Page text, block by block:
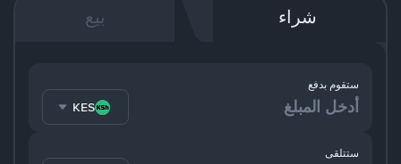
شراء بيع
ستقوم بدفع
KES
ستتلقى